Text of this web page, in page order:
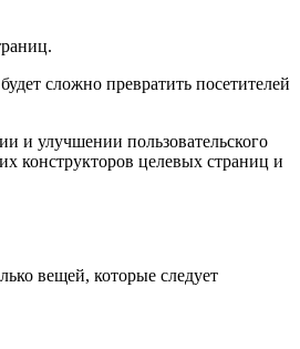
сложно превратить посетителей
и улучшении пользовательского
конструкторов целевых страниц и
вещей, которые следует